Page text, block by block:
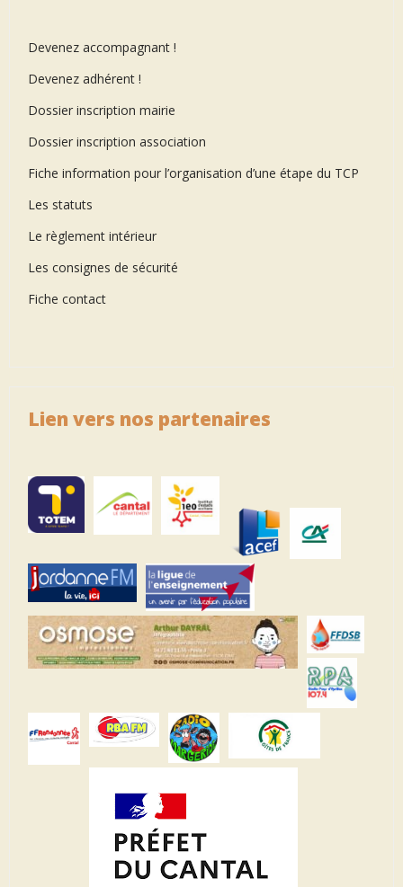
Devenez accompagnant !
Devenez adhérent !
Dossier inscription mairie
Dossier inscription association
Fiche information pour l’organisation d’une étape du TCP
Les statuts
Le règlement intérieur
Les consignes de sécurité
Fiche contact
Lien vers nos partenaires